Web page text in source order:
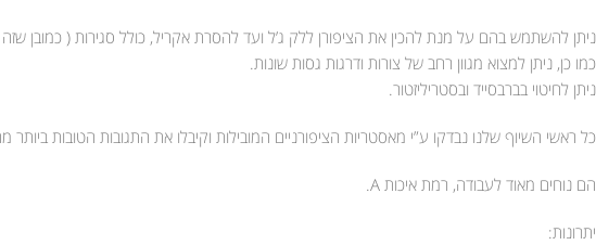
ניתן להשתמש בהם על מנת להכין את הציפורן ללק ג’ל ועד להסרת אקריל, כולל סגירות ( כמובן
כמו כן, ניתן למצוא מגוון רחב של צורות ודרגות גסות שונות.
ניתן לחיטוי בברבסייד ובסטריליזטור.
כל ראשי השיוף שלנו נבדקו ע”י מאסטריות הציפורניים המובילות וקיבלו את התגובות הטובות ביותר
הם נוחים מאוד לעבודה, רמת איכות A.
יתרונות: